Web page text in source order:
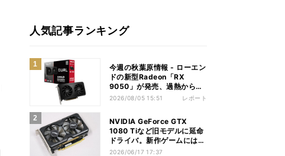
人気記事ランキング
今週の秋葉原情報 - ローエン
ドの新型Radeon「RX
9050」が発売、過熱から守
れる電源ケーブルも
2026/08/05 15:51 レポート
NVIDIA GeForce GTX
1080 Tiなど旧モデルに延命
ドライバ。新作ゲームには非
対応
2026/06/17 17:37